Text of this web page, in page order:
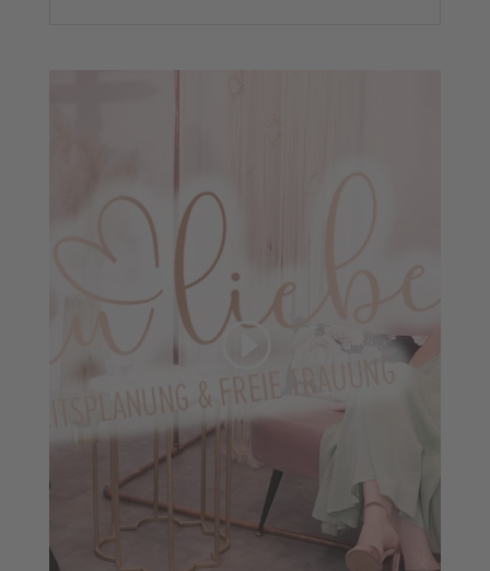
laden!
Wir verwenden einen
Service eines Drittanbieters,
um Videoinhalte einzubetten.
Dieser Service kann Daten zu
Ihren Aktivitäten sammeln.
Bitte lesen Sie die Details
durch und stimmen Sie der
Nutzung des Service zu, um
dieses Video anzusehen.
Mehr Informationen